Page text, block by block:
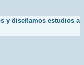
y diseñamos estudios a